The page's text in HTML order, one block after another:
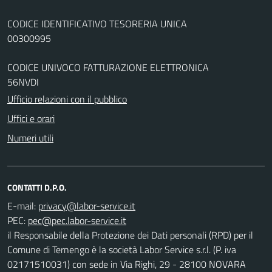
CODICE IDENTIFICATIVO TESORERIA UNICA
00300995
CODICE UNIVOCO FATTURAZIONE ELETTRONICA
56NVDI
Ufficio relazioni con il pubblico
Uffici e orari
Numeri utili
CONTATTI D.P.O.
E-mail:
PEC:
il Responsabile della Protezione dei Dati personali (RPD) per il
Comune di Ternengo è la società Labor Service s.r.l. (P. iva
02171510031) con sede in Via Righi, 29 - 28100 NOVARA